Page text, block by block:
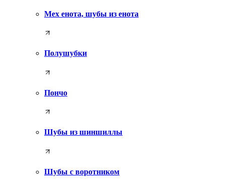
Мех енота, шубы из енота
Полушубки
Пончо
Шубы из шиншиллы
Шубы с воротником